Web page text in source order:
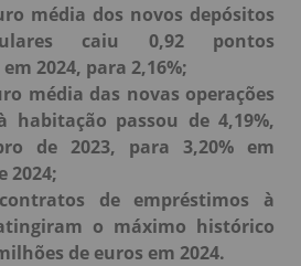
média dos novos depósitos
caiu 0,92 pontos
2024, para 2,16%;
média das novas operações
habitação passou de 4,19%,
de 2023, para 3,20% em
2024;
de empréstimos à
o máximo histórico
de euros em 2024.